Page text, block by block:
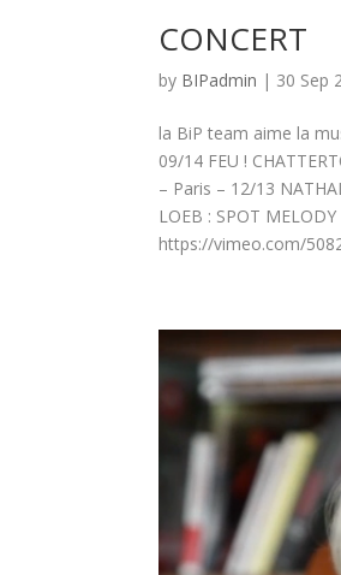
CONCERT
by BIPadmin | 30 Sep
la BiP team aime la
09/14 FEU !
– Paris – 12/13
LOEB : SPOT
https://vimeo.com/